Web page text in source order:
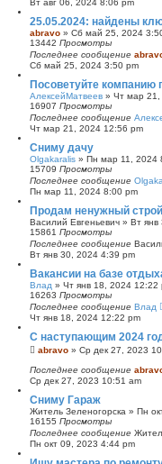
Вт авг 06, 2024 8:06 pm
25.05.2024: найдены
abravo » Сб май 25, 2024
13442 Просмотры
Последнее сообщение
Сб май 25, 2024 3:50 pm
Посоветуйте компанию
АлексейМатвеев » Чт мар 21,
16907 Просмотры
Последнее сообщение
Чт мар 21, 2024 12:56 pm
Сниму дачу
Olgakaralis » Пн мар 11, 2024
15709 Просмотры
Последнее сообщение
Пн мар 11, 2024 8:00 pm
Продам ненужный
Василий Евгеньевич » Вт янв
15861 Просмотры
Последнее сообщение
Вт янв 30, 2024 4:39 pm
Вакансии на базе
Влад » Чт янв 18, 2024 12:22
16263 Просмотры
Последнее сообщение Влад
Чт янв 18, 2024 12:22 pm
С наступающим 2024
abravo » Ср дек 27, 2023
Последнее сообщение
Ср дек 27, 2023 10:51 am
Сниму Гараж
Житель Зеленогорска » Пн
16155 Просмотры
Последнее сообщение
Пн окт 09, 2023 4:44 pm